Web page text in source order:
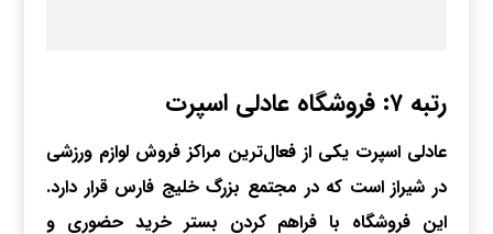
رتبه ۷: فروشگاه عادلی اسپرت
عادلی اسپرت یکی از فعال‌ترین مراکز فروش لوازم ورزشی
در شیراز است که در مجتمع بزرگ خلیج فارس قرار دارد.
این فروشگاه با فراهم کردن بستر خرید حضوری و